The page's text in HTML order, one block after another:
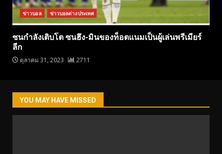
ข่าวบอล ข่าวบอลต่างประเทศ
ซนกำลังเติบโต ซนฮึง-มินของท็อตแนมเป็นผู้เล่นพรีเมียร์
ลีก
ตุลาคม 31, 2023 2711
YOU MAY HAVE MISSED